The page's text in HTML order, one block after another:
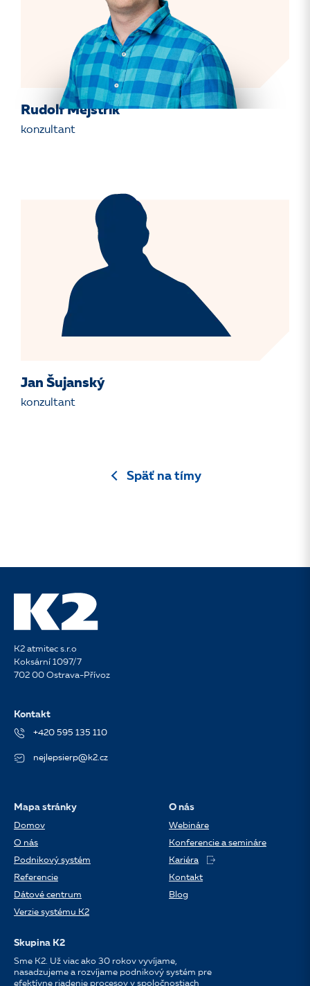
Rudolf Mejstřík
konzultant
Jan Šujanský
konzultant
Späť na tímy
K2 atmitec s.r.o
Koksární 1097/7
702 00 Ostrava-Přívoz
Kontakt
+420 595 135 110
nejlepsierp@k2.cz
Mapa stránky
Domov
O nás
Podnikový systém
Referencie
Dátové centrum
Verzie systému K2
O nás
Webináre
Konferencie a semináre
Kariéra
Kontakt
Blog
Skupina K2
Sme K2. Už viac ako 30 rokov vyvíjame,
nasadzujeme a rozvíjame podnikový systém pre
efektívne riadenie procesov v spoločnostiach